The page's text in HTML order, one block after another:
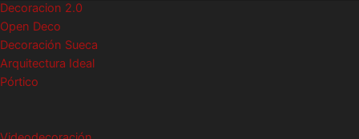
Decoracion 2.0
Open Deco
Decoración Sueca
Arquitectura Ideal
Pórtico